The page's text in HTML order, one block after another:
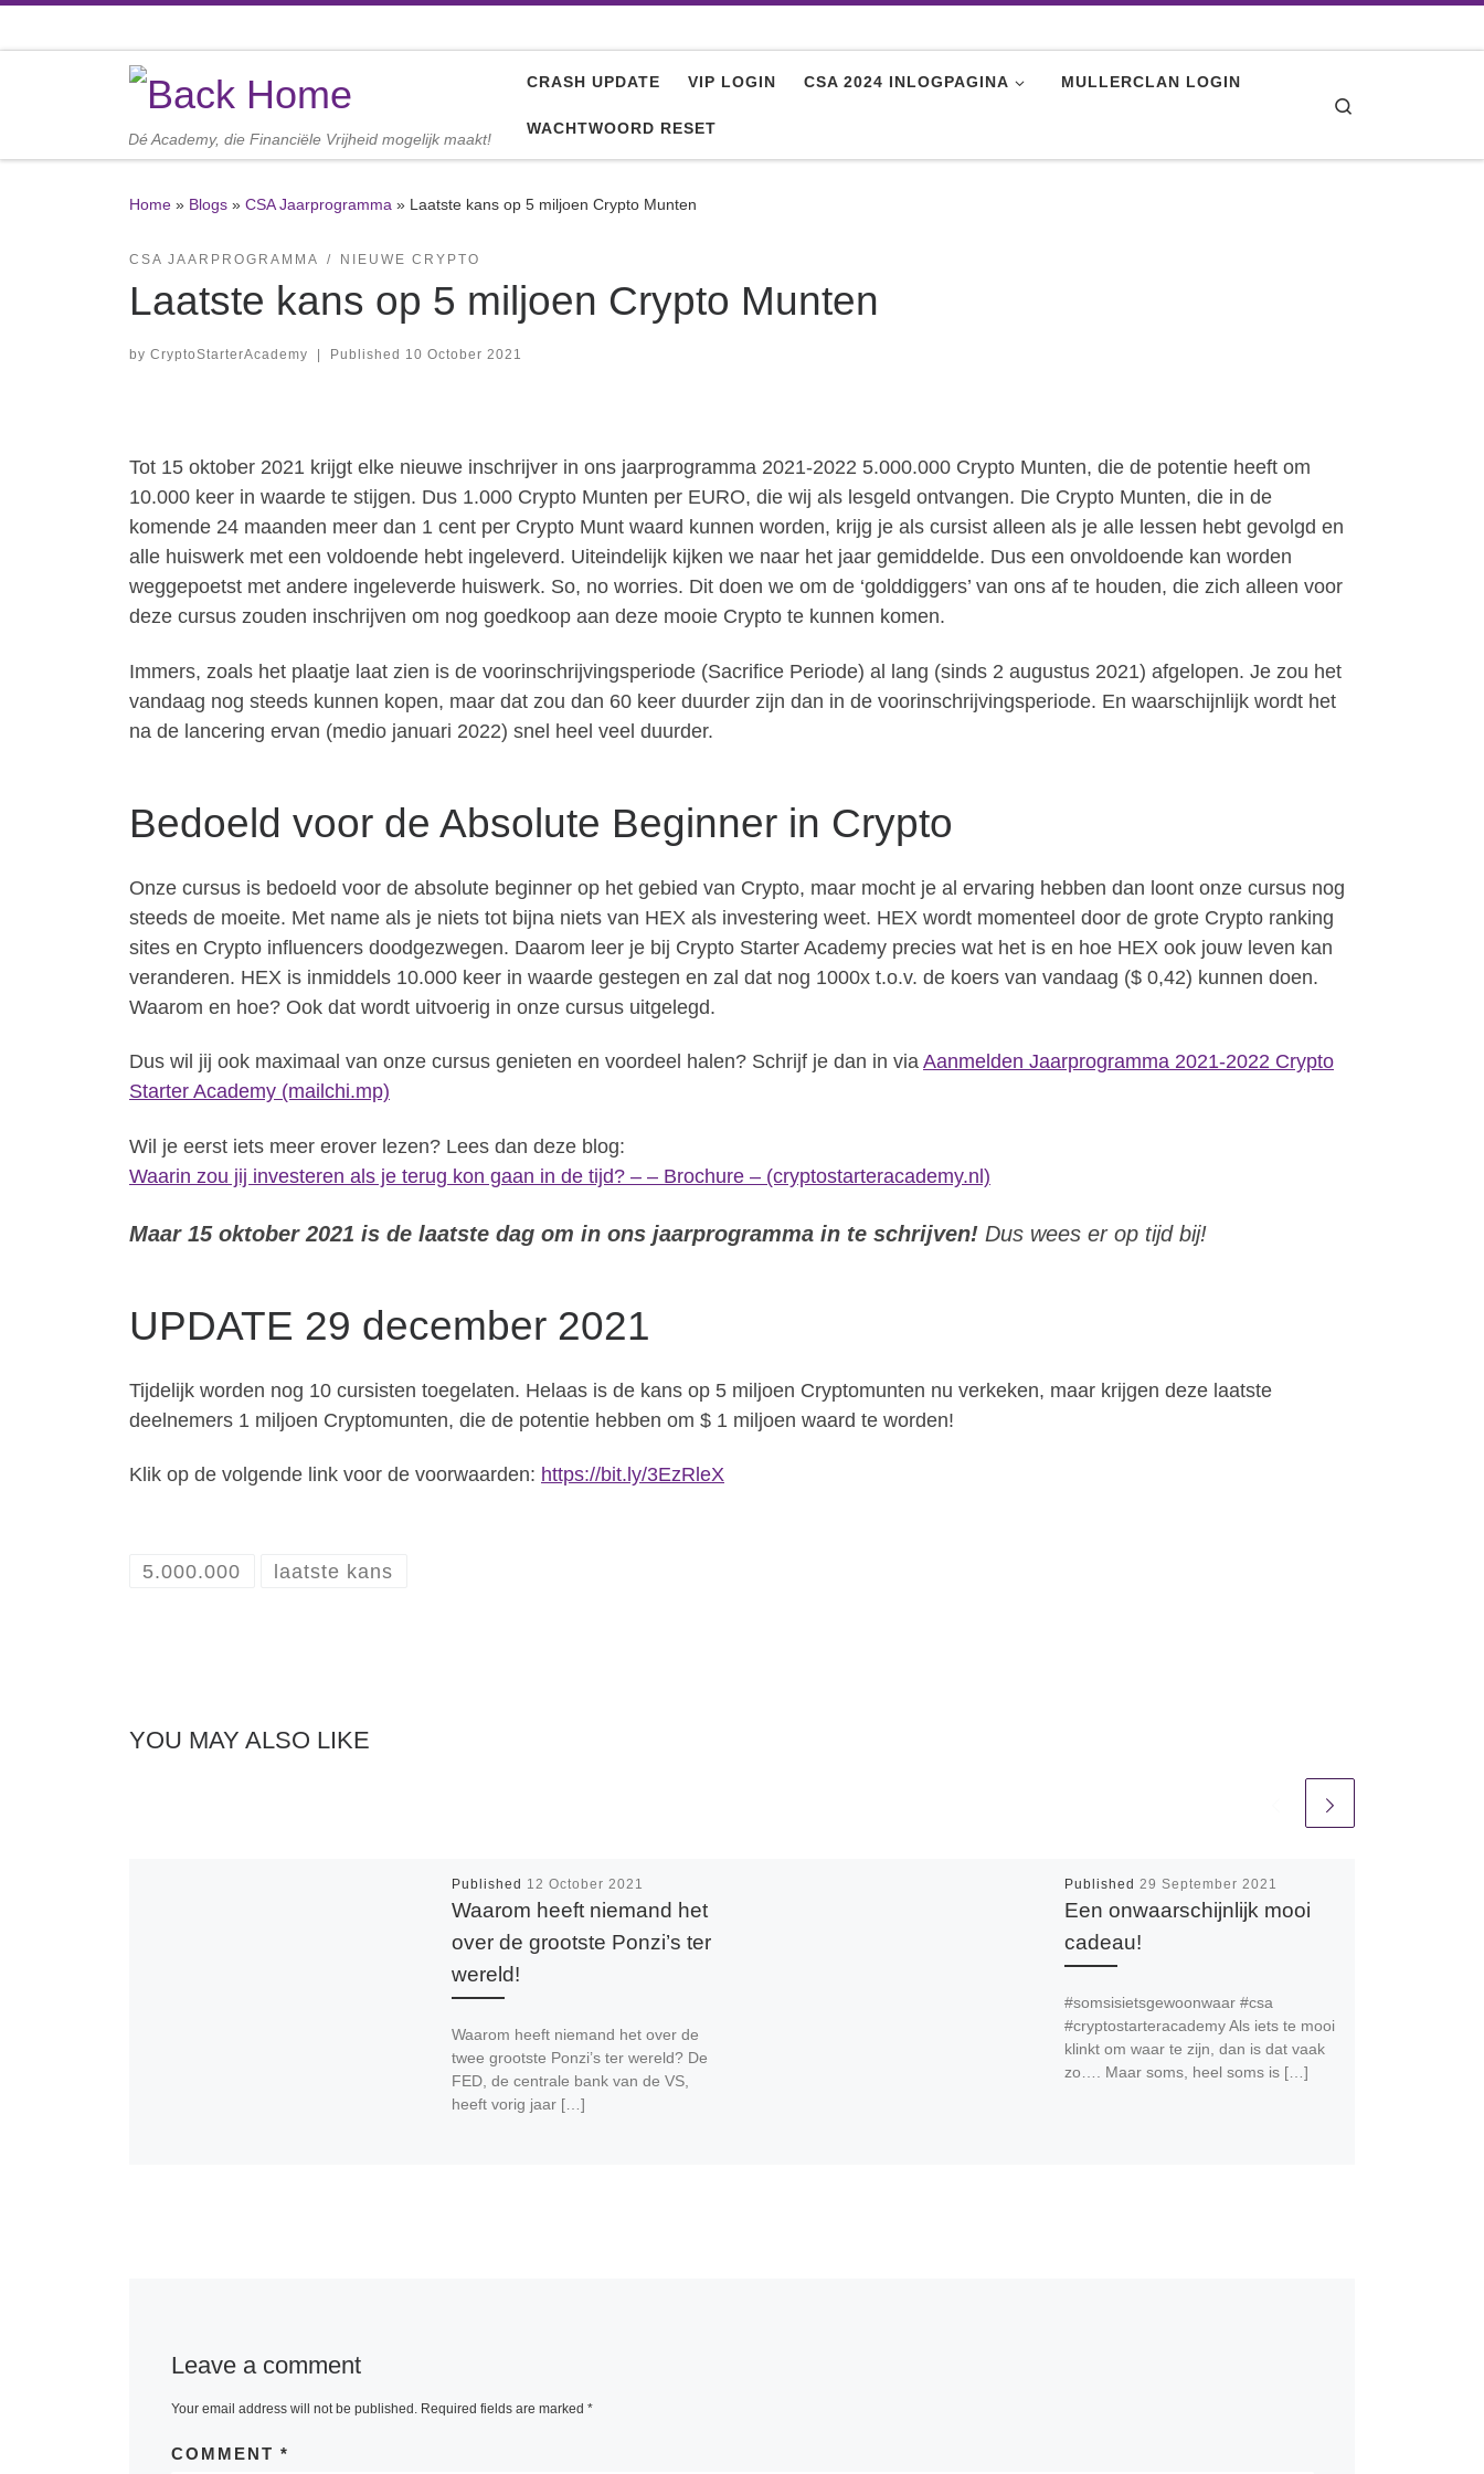
Dé Academy, die Financiële Vrijheid mogelijk maakt!
CRASH UPDATE VIP LOGIN CSA 2024 INLOGPAGINA MULLERCLAN LOGIN
WACHTWOORD RESET
Home » Blogs » CSA Jaarprogramma » Laatste kans op 5 miljoen Crypto Munten
CSA JAARPROGRAMMA NIEUWE CRYPTO
Laatste kans op 5 miljoen Crypto Munten
by CryptoStarterAcademy | Published 10 October 2021
Tot 15 oktober 2021 krijgt elke nieuwe inschrijver in ons jaarprogramma 2021-2022 5.000.000 Crypto Munten, die de potentie heeft om
10.000 keer in waarde te stijgen. Dus 1.000 Crypto Munten per EURO, die wij als lesgeld ontvangen. Die Crypto Munten, die in de
komende 24 maanden meer dan 1 cent per Crypto Munt waard kunnen worden, krijg je als cursist alleen als je alle lessen hebt gevolgd en
alle huiswerk met een voldoende hebt ingeleverd. Uiteindelijk kijken we naar het jaar gemiddelde. Dus een onvoldoende kan worden
weggepoetst met andere ingeleverde huiswerk. So, no worries. Dit doen we om de ‘golddiggers’ van ons af te houden, die zich alleen voor
deze cursus zouden inschrijven om nog goedkoop aan deze mooie Crypto te kunnen komen.
Immers, zoals het plaatje laat zien is de voorinschrijvingsperiode (Sacrifice Periode) al lang (sinds 2 augustus 2021) afgelopen. Je zou het
vandaag nog steeds kunnen kopen, maar dat zou dan 60 keer duurder zijn dan in de voorinschrijvingsperiode. En waarschijnlijk wordt het
na de lancering ervan (medio januari 2022) snel heel veel duurder.
Bedoeld voor de Absolute Beginner in Crypto
Onze cursus is bedoeld voor de absolute beginner op het gebied van Crypto, maar mocht je al ervaring hebben dan loont onze cursus nog
steeds de moeite. Met name als je niets tot bijna niets van HEX als investering weet. HEX wordt momenteel door de grote Crypto ranking
sites en Crypto influencers doodgezwegen. Daarom leer je bij Crypto Starter Academy precies wat het is en hoe HEX ook jouw leven kan
veranderen. HEX is inmiddels 10.000 keer in waarde gestegen en zal dat nog 1000x t.o.v. de koers van vandaag ($ 0,42) kunnen doen.
Waarom en hoe? Ook dat wordt uitvoerig in onze cursus uitgelegd.
Dus wil jij ook maximaal van onze cursus genieten en voordeel halen? Schrijf je dan in via Aanmelden Jaarprogramma 2021-2022 Crypto
Starter Academy (mailchi.mp)
Wil je eerst iets meer erover lezen? Lees dan deze blog:
Waarin zou jij investeren als je terug kon gaan in de tijd? – – Brochure – (cryptostarteracademy.nl)
Maar 15 oktober 2021 is de laatste dag om in ons jaarprogramma in te schrijven! Dus wees er op tijd bij!
UPDATE 29 december 2021
Tijdelijk worden nog 10 cursisten toegelaten. Helaas is de kans op 5 miljoen Cryptomunten nu verkeken, maar krijgen deze laatste
deelnemers 1 miljoen Cryptomunten, die de potentie hebben om $ 1 miljoen waard te worden!
Klik op de volgende link voor de voorwaarden: https://bit.ly/3EzRleX
5.000.000 laatste kans
YOU MAY ALSO LIKE
Published 12 October 2021
Waarom heeft niemand het
over de grootste Ponzi’s ter
wereld!
Waarom heeft niemand het over de
twee grootste Ponzi’s ter wereld? De
FED, de centrale bank van de VS,
heeft vorig jaar […]
Published 29 September 2021
Een onwaarschijnlijk mooi
cadeau!
#somsisietsgewoonwaar #csa
#cryptostarteracademy Als iets te mooi
klinkt om waar te zijn, dan is dat vaak
zo…. Maar soms, heel soms is […]
Leave a comment
Your email address will not be published. Required fields are marked *
COMMENT *